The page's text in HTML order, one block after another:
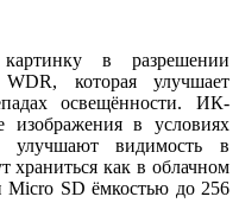
в разрешении
которая улучшает
освещённости. ИК-
изображения в условиях
улучшают видимость в
храниться как в облачном
Micro SD ёмкостью до 256